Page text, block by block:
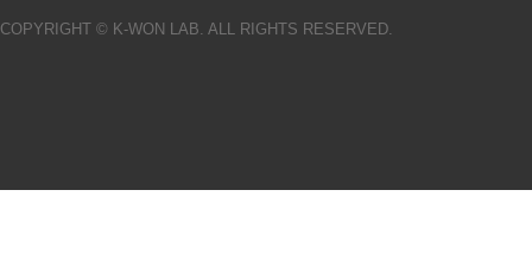
COPYRIGHT © K-WON LAB. ALL RIGHTS RESERVED.